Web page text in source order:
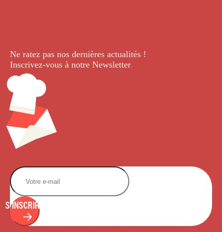
Ne ratez pas nos dernières actualités !
Inscrivez-vous à notre Newsletter.
S'INSCRIRE